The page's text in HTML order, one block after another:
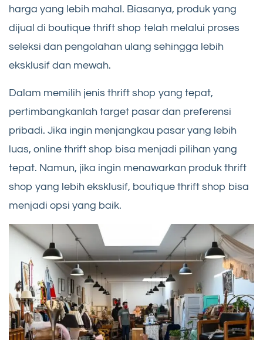
harga yang lebih mahal. Biasanya, produk yang
dijual di boutique thrift shop telah melalui proses
seleksi dan pengolahan ulang sehingga lebih
eksklusif dan mewah.
Dalam memilih jenis thrift shop yang tepat,
pertimbangkanlah target pasar dan preferensi
pribadi. Jika ingin menjangkau pasar yang lebih
luas, online thrift shop bisa menjadi pilihan yang
tepat. Namun, jika ingin menawarkan produk thrift
shop yang lebih eksklusif, boutique thrift shop bisa
menjadi opsi yang baik.